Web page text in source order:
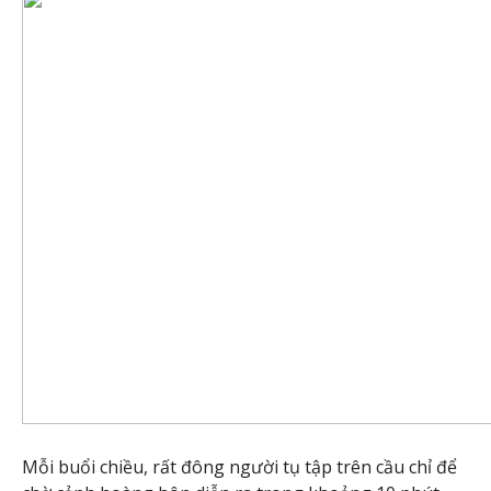
Mỗi buổi chiều, rất đông người tụ tập trên cầu chỉ để